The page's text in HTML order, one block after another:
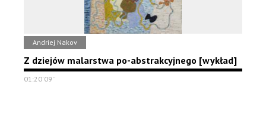
Andriej Nakov
Z dziejów malarstwa po-abstrakcyjnego [wykład]
01:20'09''